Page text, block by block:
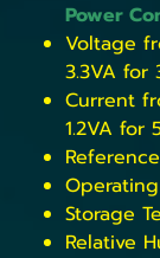
Power
Voltage
3.3VA for
Current
1.2VA for
Storage